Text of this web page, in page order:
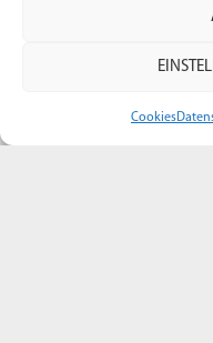
Cookies